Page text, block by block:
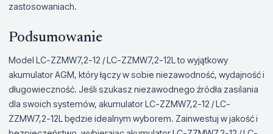
zastosowaniach.
Podsumowanie
Model LC-ZZMW7,2-12 / LC-ZZMW7,2-12L to wyjątkowy
akumulator AGM, który łączy w sobie niezawodność, wydajność i
długowieczność. Jeśli szukasz niezawodnego źródła zasilania
dla swoich systemów, akumulator LC-ZZMW7,2-12 / LC-
ZZMW7,2-12L będzie idealnym wyborem. Zainwestuj w jakość i